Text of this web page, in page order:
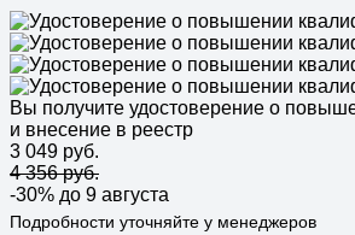
Вы получите удостоверение о
и внесение в реестр
3 049 руб.
4 356 руб.
-30% до 9 августа
Подробности уточняйте у менеджеров